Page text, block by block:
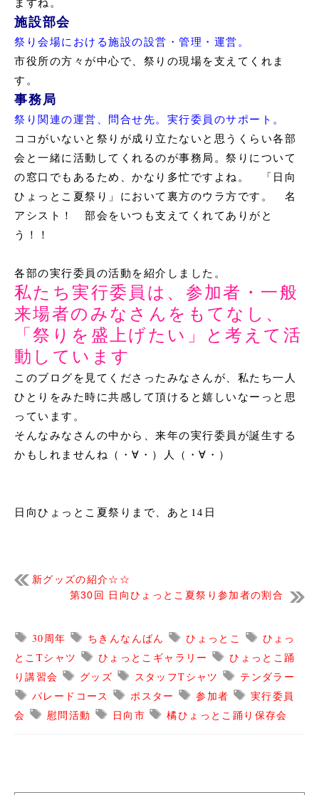
施設部会
祭り会場における施設の設営・管理・運営。
市役所の方々が中心で、祭りの現場を支えてくれま
す。
事務局
祭り関連の運営、問合せ先。実行委員のサポート。
ココがいないと祭りが成り立たないと思うくらい各部
会と一緒に活動してくれるのが事務局。祭りについて
の窓口でもあるため、かなり多忙ですよね。 「日向
ひょっとこ夏祭り」において裏方のウラ方です。 名
アシスト！ 部会をいつも支えてくれてありがと
う！！
各部の実行委員の活動を紹介しました。
私たち実行委員は、参加者・一般
来場者のみなさんをもてなし、
「祭りを盛上げたい」と考えて活
動しています
このブログを見てくださったみなさんが、私たち一人
ひとりをみた時に共感して頂けると嬉しいなーっと思
っています。
そんなみなさんの中から、来年の実行委員が誕生する
かもしれませんね （・∀・）人（・∀・）
日向ひょっとこ夏祭りまで、あと14日
新グッズの紹介☆☆
第30回 日向ひょっとこ夏祭り参加者の割合
30周年 ちきんなんばん ひょっとこ
ひょっ
とこTシャツ
ひょっとこギャラリー
ひょっとこ踊
り講習会
グッズ スタッフTシャツ
テンダラー
パレードコース
ポスター 参加者
実行委員
会
慰問活動 日向市 橘ひょっとこ踊り保存会